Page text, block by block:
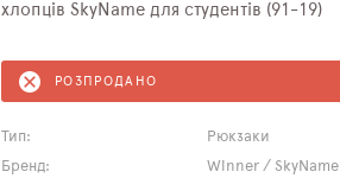
хлопців SkyName для студентів (91-19)
РОЗПРОДАНО
Тип:
Рюкзаки
Бренд:
Winner / SkyName